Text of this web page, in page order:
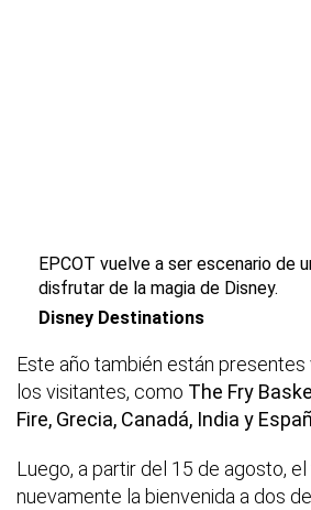
EPCOT vuelve a ser escenario de
disfrutar de la magia de Disney.
Disney Destinations
Este año también están
los visitantes, como The Fry
Fire, Grecia, Canadá, India y
Luego, a partir del 15 de agosto,
nuevamente la bienvenida a dos